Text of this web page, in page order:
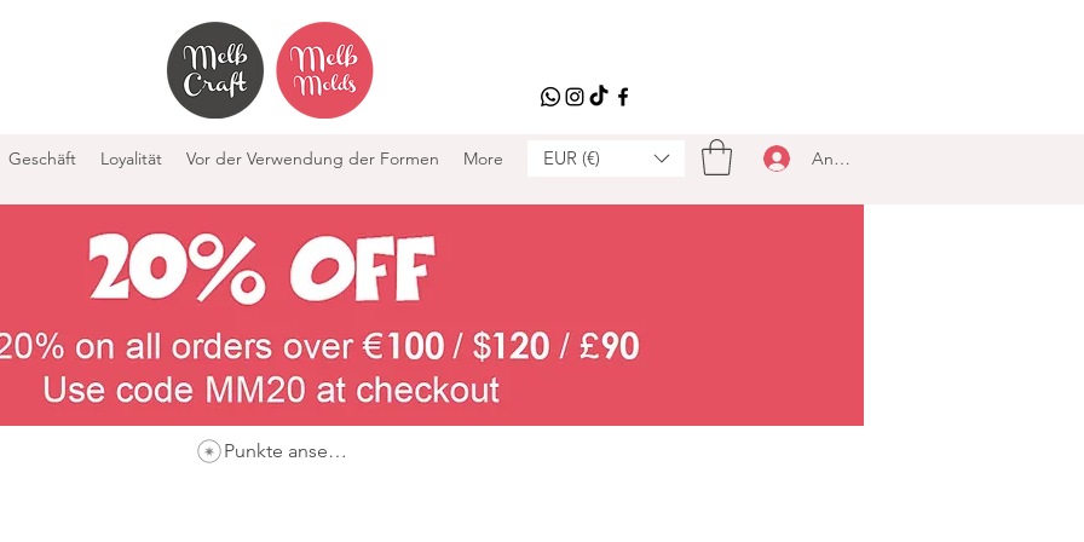
Geschäft Loyalität Vor der Verwendung der Formen More EUR (€) Anmelden
Punkte ansehen